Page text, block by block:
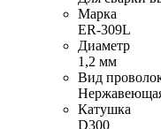
Марка
ER-309L
Диаметр
1,2 мм
Вид
Катушка
D300